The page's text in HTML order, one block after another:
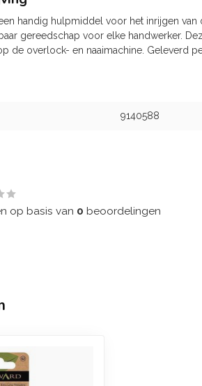
handig hulpmiddel voor het inrijgen
gereedschap voor elke handwerker.
de overlock- en naaimachine. Geleverd
9140588
op basis van 0 beoordelingen